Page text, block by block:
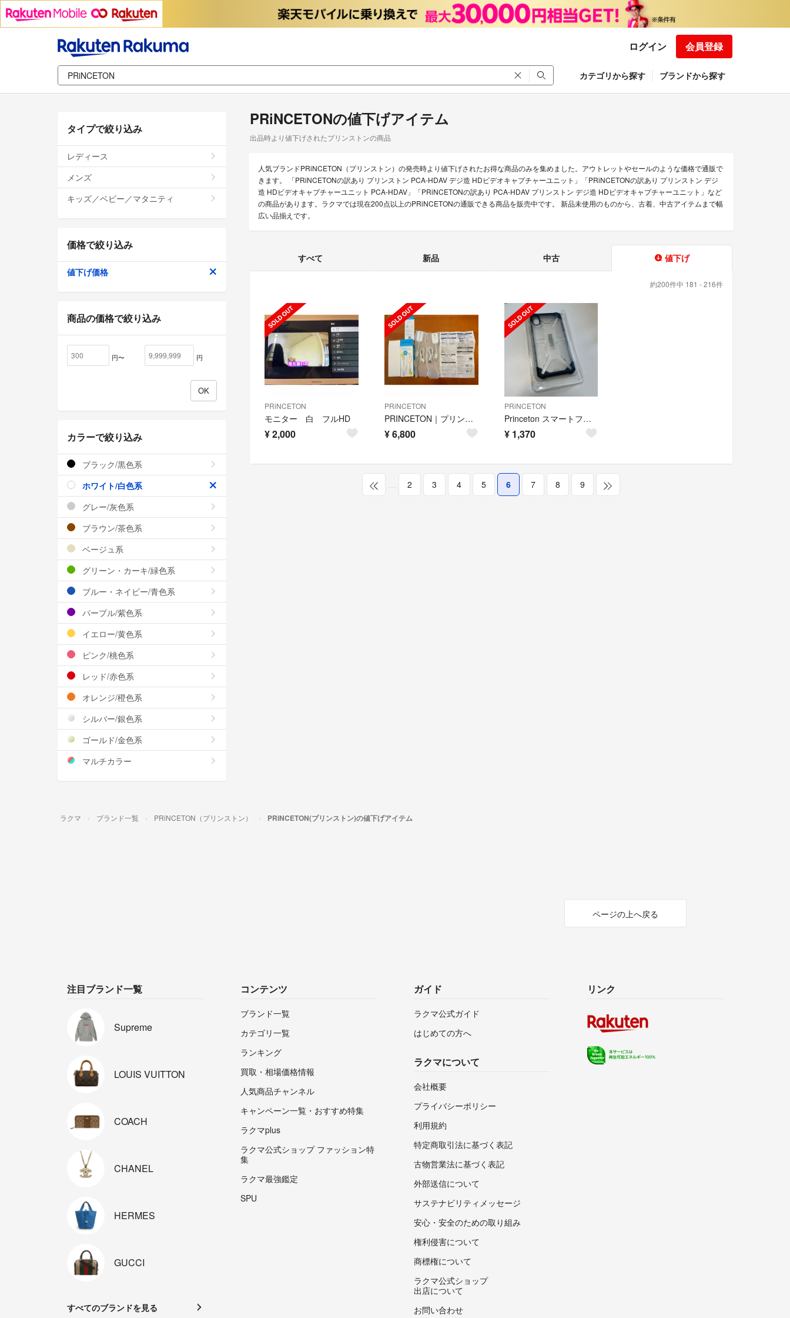
ログイン 会員登録
カテゴリから探す ブランドから探す
PRiNCETONの値下げアイテム
出品時より値下げされたプリンストンの商品
人気ブランドPRiNCETON（プリンストン）の発売時より値下げされたお得な商品のみを集めました。アウトレットやセールのような価格で通販で
きます。 「PRiNCETONの訳あり プリンストン PCA-HDAV デジ造 HDビデオキャプチャーユニット」「PRiNCETONの訳あり プリンストン デジ
造 HDビデオキャプチャーユニット PCA-HDAV」「PRiNCETONの訳あり PCA-HDAV プリンストン デジ造 HDビデオキャプチャーユニット」など
の商品があります。ラクマでは現在200点以上のPRiNCETONの通販できる商品を販売中です。 新品未使用のものから、古着、中古アイテムまで幅
広い品揃えです。
すべて 新品 中古 値下げ
約200件中 181 - 216件
PRiNCETON
モニター 白 フルHD
¥2,000
PRiNCETON
PRINCETON｜プリンストン 〔ワイヤレスHDMI〕ワイヤレスHDMI to
¥6,800
PRiNCETON
Princeton スマートフォンケース UAG-IPH18L-IC
¥ 1,370
… 2 3 4 5 6 7 8 9
タイプで絞り込み
レディース
メンズ
キッズ／ベビー／マタニティ
価格で絞り込み
値下げ価格
商品の価格で絞り込み
円〜 円
カラーで絞り込み
ブラック/黒色系
ホワイト/白色系
グレー/灰色系
ブラウン/茶色系
ベージュ系
グリーン・カーキ/緑色系
ブルー・ネイビー/青色系
パープル/紫色系
イエロー/黄色系
ピンク/桃色系
レッド/赤色系
オレンジ/橙色系
シルバー/銀色系
ゴールド/金色系
マルチカラー
ラクマ ブランド一覧 PRiNCETON（プリンストン） PRiNCETON(プリンストン)の値下げアイテム
ページの上へ戻る
注目ブランド一覧
Supreme
LOUIS VUITTON
COACH
CHANEL
HERMES
GUCCI
すべてのブランドを見る
コンテンツ
ブランド一覧
カテゴリ一覧
ランキング
買取・相場価格情報
人気商品チャンネル
キャンペーン一覧・おすすめ特集
ラクマplus
ラクマ公式ショップ ファッション特
集
ラクマ最強鑑定
SPU
ガイド
ラクマ公式ガイド
はじめての方へ
ラクマについて
会社概要
プライバシーポリシー
利用規約
特定商取引法に基づく表記
古物営業法に基づく表記
外部送信について
サステナビリティメッセージ
安心・安全のための取り組み
権利侵害について
商標権について
ラクマ公式ショップ
出店について
お問い合わせ
リンク